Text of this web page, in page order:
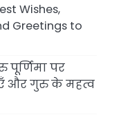
Wishes,
Greetings to
पूर्णिमा पर
और गुरु के महत्व